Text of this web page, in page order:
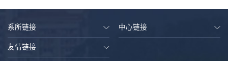
系所链接 中心链接
友情链接